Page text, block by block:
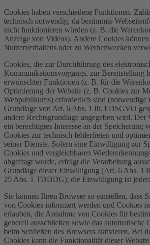
Cookies haben verschiedene Funktionen.
technisch notwendig, da bestimmte
nicht funktionieren würden (z. B. die
Anzeige von Videos). Andere Cookies
Nutzerverhaltens oder zu Werbezwecken
Cookies, die zur Durchführung des
Kommunikationsvorgangs, zur Bereitstellung
erwünschter Funktionen (z. B. für die
Optimierung der Website (z. B. Cookies zur
Webpublikums) erforderlich sind (notwendige
Grundlage von Art. 6 Abs. 1 lit. f DSGVO
andere Rechtsgrundlage angegeben wird. Der
ein berechtigtes Interesse an der Speicherung
Cookies zur technisch fehlerfreien und
seiner Dienste. Sofern eine Einwilligung zur
Cookies und vergleichbaren
abgefragt wurde, erfolgt die Verarbeitung
Grundlage dieser Einwilligung (Art. 6 Abs. 1
25 Abs. 1 TDDDG); die Einwilligung ist
Sie können Ihren Browser so einstellen, dass
von Cookies informiert werden und Cookies
erlauben, die Annahme von Cookies für
generell ausschließen sowie das automatische
beim Schließen des Browsers aktivieren. Bei
Cookies kann die Funktionalität dieser